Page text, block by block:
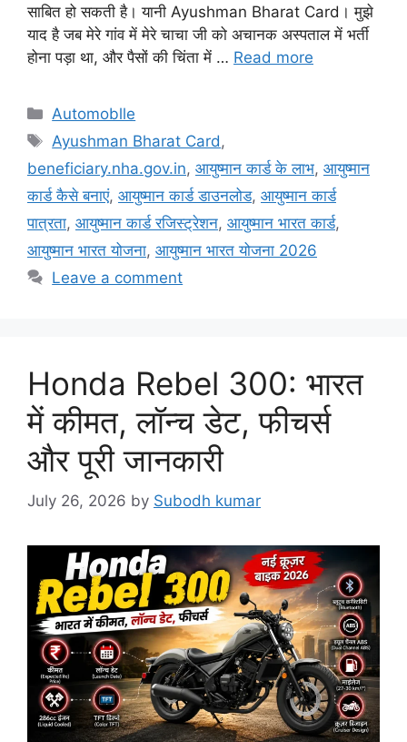
साबित हो सकती है। यानी Ayushman Bharat Card। मुझे
याद है जब मेरे गांव में मेरे चाचा जी को अचानक अस्पताल में भर्ती
होना पड़ा था, और पैसों की चिंता में … Read more
Automoblle
Ayushman Bharat Card,
beneficiary.nha.gov.in, आयुष्मान कार्ड के लाभ, आयुष्मान
कार्ड कैसे बनाएं, आयुष्मान कार्ड डाउनलोड, आयुष्मान कार्ड
पात्रता, आयुष्मान कार्ड रजिस्ट्रेशन, आयुष्मान भारत कार्ड,
आयुष्मान भारत योजना, आयुष्मान भारत योजना 2026
Leave a comment
Honda Rebel 300: भारत
में कीमत, लॉन्च डेट, फीचर्स
और पूरी जानकारी
July 26, 2026 by Subodh kumar